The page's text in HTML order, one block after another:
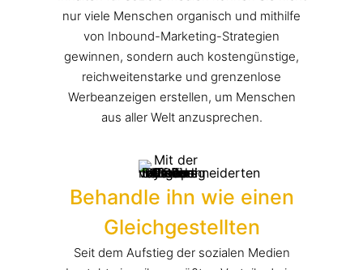
nur viele Menschen organisch und mithilfe
von Inbound-Marketing-Strategien
gewinnen, sondern auch kostengünstige,
reichweitenstarke und grenzenlose
Werbeanzeigen erstellen, um Menschen
aus aller Welt anzusprechen.
Behandle ihn wie einen
Gleichgestellten
Seit dem Aufstieg der sozialen Medien